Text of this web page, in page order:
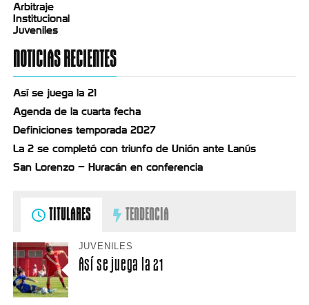
Arbitraje
Institucional
Juveniles
NOTICIAS RECIENTES
Así se juega la 21
Agenda de la cuarta fecha
Definiciones temporada 2027
La 2 se completó con triunfo de Unión ante Lanús
San Lorenzo – Huracán en conferencia
TITULARES TENDENCIA
JUVENILES
Así se juega la 21